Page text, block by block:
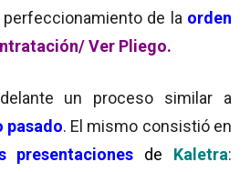
perfeccionamiento de la orden
/Ver Pliego.
un proceso similar a
pasado. El mismo consistió en
presentaciones de Kaletra: